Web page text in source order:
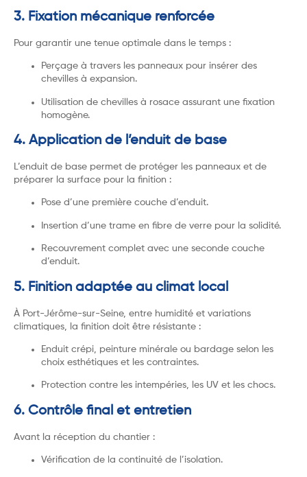
3. Fixation mécanique renforcée
Pour garantir une tenue optimale dans le temps :
Perçage à travers les panneaux pour insérer des
chevilles à expansion.
Utilisation de chevilles à rosace assurant une fixation
homogène.
4. Application de l’enduit de base
L’enduit de base permet de protéger les panneaux et de
préparer la surface pour la finition :
Pose d’une première couche d’enduit.
Insertion d’une trame en fibre de verre pour la solidité.
Recouvrement complet avec une seconde couche
d’enduit.
5. Finition adaptée au climat local
À Port-Jérôme-sur-Seine, entre humidité et variations
climatiques, la finition doit être résistante :
Enduit crépi, peinture minérale ou bardage selon les
choix esthétiques et les contraintes.
Protection contre les intempéries, les UV et les chocs.
6. Contrôle final et entretien
Avant la réception du chantier :
Vérification de la continuité de l’isolation.